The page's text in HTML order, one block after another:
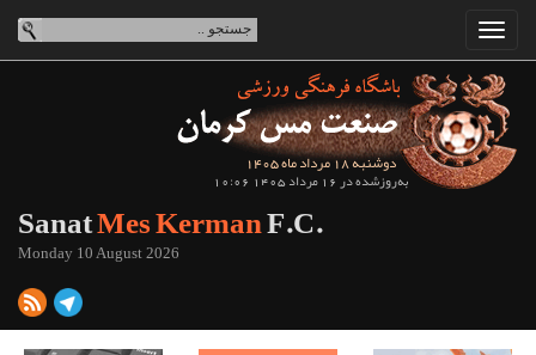
دوشنبه 18 مرداد ماه 1405
به‌روزشده در 16 مرداد 1405 10:06
SanatMes KermanF.C.
Monday 10 August 2026